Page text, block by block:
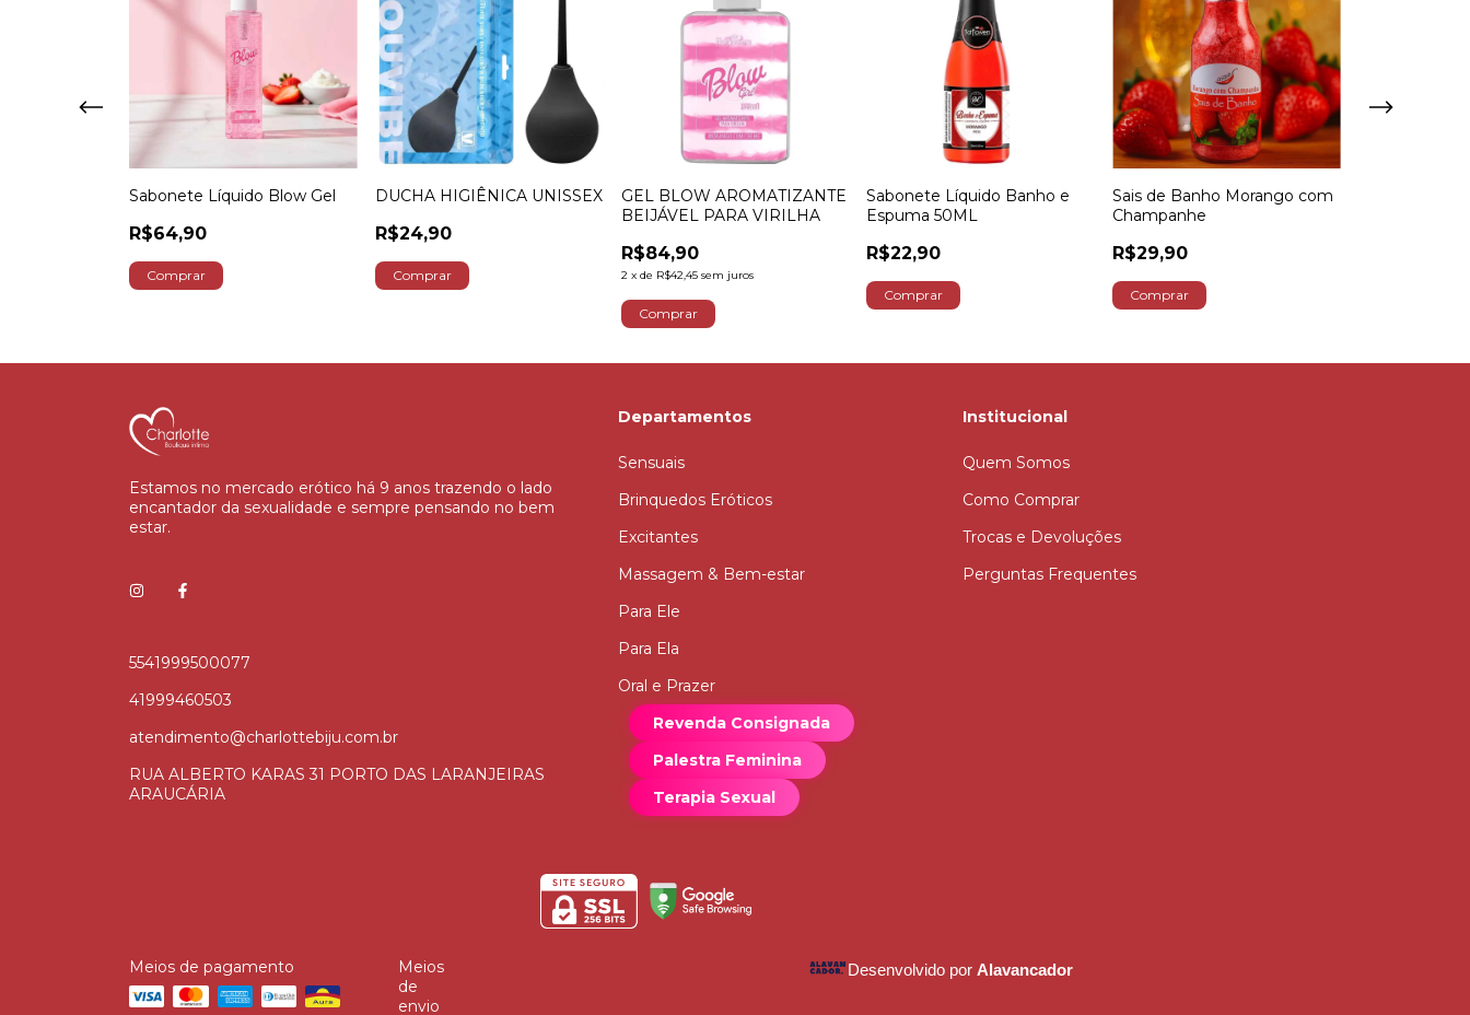
Sabonete Líquido Blow Gel
R$64,90
DUCHA HIGIÊNICA UNISSEX
R$24,90
GEL BLOW AROMATIZANTE
BEIJÁVEL PARA VIRILHA
R$84,90
2 x de R$42,45 sem juros
Sabonete Líquido Banho e
Espuma 50ML
R$22,90
Sais de Banho Morango com
Champanhe
R$29,90
Estamos no mercado erótico há 9 anos trazendo o lado
encantador da sexualidade e sempre pensando no bem
estar.
5541999500077
41999460503
atendimento@charlottebiju.com.br
RUA ALBERTO KARAS 31 PORTO DAS LARANJEIRAS
ARAUCÁRIA
Departamentos
Sensuais
Brinquedos Eróticos
Excitantes
Massagem & Bem-estar
Para Ele
Para Ela
Oral e Prazer
Revenda Consignada
Palestra Feminina
Terapia Sexual
Institucional
Quem Somos
Como Comprar
Trocas e Devoluções
Perguntas Frequentes
Meios de pagamento
Meios
de
envio
Desenvolvido por Alavancador